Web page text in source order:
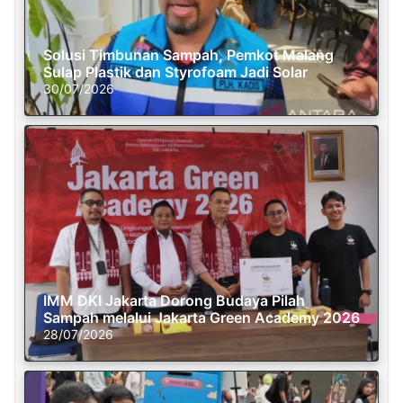
Solusi Timbunan Sampah, Pemkot Malang
Sulap Plastik dan Styrofoam Jadi Solar
30/07/2026
IMM DKI Jakarta Dorong Budaya Pilah
Sampah melalui Jakarta Green Academy 2026
28/07/2026